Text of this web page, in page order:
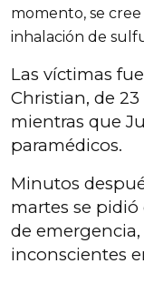
momento, se
inhalación de
Las víctimas
Christian, de
mientras que
paramédicos.
Minutos
martes se
de
inconscientes